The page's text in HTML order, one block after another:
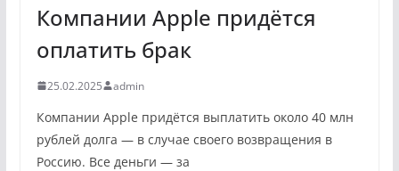
Компании Apple придётся
оплатить брак
25.02.2025 admin
Компании Apple придётся выплатить около 40 млн
рублей долга — в случае своего возвращения в
Россию. Все деньги — за